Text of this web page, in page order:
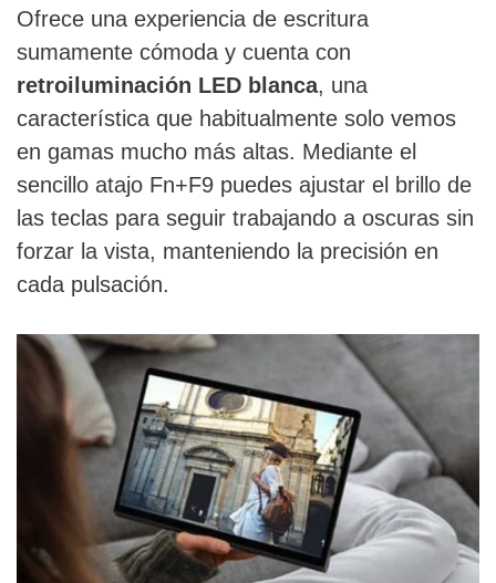
Ofrece una experiencia de escritura
sumamente cómoda y cuenta con
retroiluminación LED blanca, una
característica que habitualmente solo vemos
en gamas mucho más altas. Mediante el
sencillo atajo Fn+F9 puedes ajustar el brillo de
las teclas para seguir trabajando a oscuras sin
forzar la vista, manteniendo la precisión en
cada pulsación.